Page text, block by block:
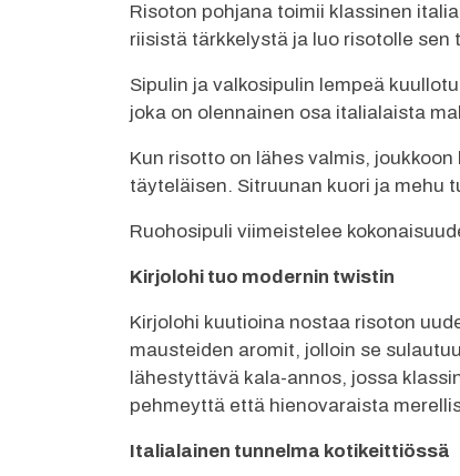
Risoton pohjana toimii klassinen
riisistä tärkkelystä ja luo risotolle
Sipulin ja valkosipulin lempeä
joka on olennainen osa italialaista
Kun risotto on lähes valmis,
täyteläisen. Sitruunan kuori ja mehu
Ruohosipuli viimeistelee
Kirjolohi tuo modernin twistin
Kirjolohi kuutioina nostaa risoton
mausteiden aromit, jolloin se
lähestyttävä kala-annos, jossa
pehmeyttä että hienovaraista
Italialainen tunnelma kotikeittiössä